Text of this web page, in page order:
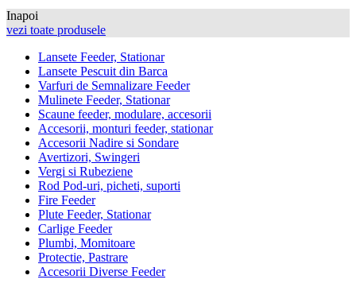
Inapoi
vezi toate produsele
Lansete Feeder, Stationar
Lansete Pescuit din Barca
Varfuri de Semnalizare Feeder
Mulinete Feeder, Stationar
Scaune feeder, modulare, accesorii
Accesorii, monturi feeder, stationar
Accesorii Nadire si Sondare
Avertizori, Swingeri
Vergi si Rubeziene
Rod Pod-uri, picheti, suporti
Fire Feeder
Plute Feeder, Stationar
Carlige Feeder
Plumbi, Momitoare
Protectie, Pastrare
Accesorii Diverse Feeder